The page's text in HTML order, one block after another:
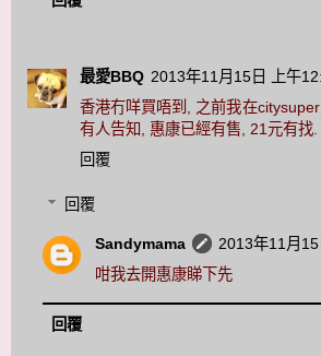
最愛BBQ 2013年11月15日 上午
香港冇咩買唔到, 之前我在
有人告知, 惠康已經有售, 21元有找.
回覆
回覆
Sandymama
2013年11月
咁我去開惠康睇下先
回覆